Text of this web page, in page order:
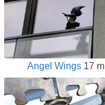
Angel Wings 17 m